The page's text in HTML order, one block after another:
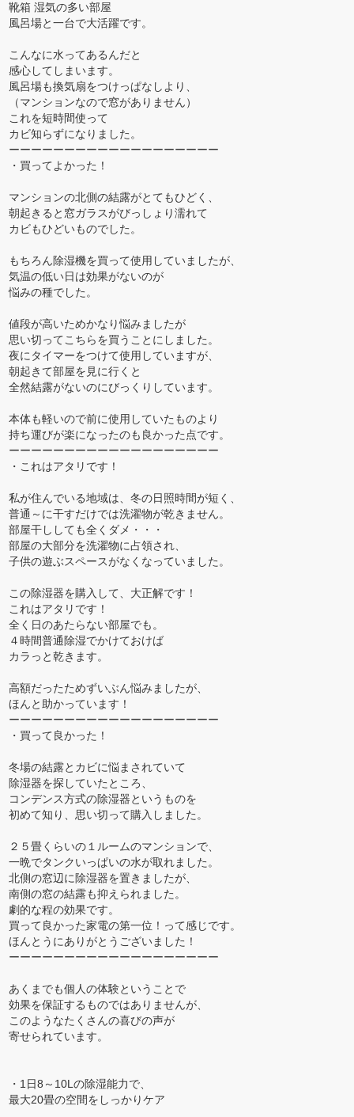
靴箱 湿気の多い部屋
風呂場と一台で大活躍です。
こんなに水ってあるんだと
感心してしまいます。
風呂場も換気扇をつけっぱなしより、
（マンションなので窓がありません）
これを短時間使って
カビ知らずになりました。
ーーーーーーーーーーーーーーーーーーー
・買ってよかった！
マンションの北側の結露がとてもひどく、
朝起きると窓ガラスがびっしょり濡れて
カビもひどいものでした。
もちろん除湿機を買って使用していましたが、
気温の低い日は効果がないのが
悩みの種でした。
値段が高いためかなり悩みましたが
思い切ってこちらを買うことにしました。
夜にタイマーをつけて使用していますが、
朝起きて部屋を見に行くと
全然結露がないのにびっくりしています。
本体も軽いので前に使用していたものより
持ち運びが楽になったのも良かった点です。
ーーーーーーーーーーーーーーーーーーー
・これはアタリです！
私が住んでいる地域は、冬の日照時間が短く、
普通～に干すだけでは洗濯物が乾きません。
部屋干ししても全くダメ・・・
部屋の大部分を洗濯物に占領され、
子供の遊ぶスペースがなくなっていました。
この除湿器を購入して、大正解です！
これはアタリです！
全く日のあたらない部屋でも。
４時間普通除湿でかけておけば
カラっと乾きます。
高額だったためずいぶん悩みましたが、
ほんと助かっています！
ーーーーーーーーーーーーーーーーーーー
・買って良かった！
冬場の結露とカビに悩まされていて
除湿器を探していたところ、
コンデンス方式の除湿器というものを
初めて知り、思い切って購入しました。
２５畳くらいの１ルームのマンションで、
一晩でタンクいっぱいの水が取れました。
北側の窓辺に除湿器を置きましたが、
南側の窓の結露も抑えられました。
劇的な程の効果です。
買って良かった家電の第一位！って感じです。
ほんとうにありがとうございました！
ーーーーーーーーーーーーーーーーーーー
あくまでも個人の体験ということで
効果を保証するものではありませんが、
このようなたくさんの喜びの声が
寄せられています。
・1日8～10Lの除湿能力で、
最大20畳の空間をしっかりケア